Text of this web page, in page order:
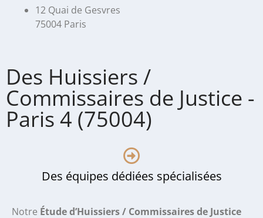
12 Quai de Gesvres
75004 Paris
Des Huissiers /
Commissaires de Justice -
Paris 4 (75004)
Des équipes dédiées spécialisées
Notre Étude d’Huissiers / Commissaires de Justice